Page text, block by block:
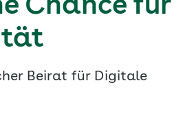
Chance für
Beirat für Digitale